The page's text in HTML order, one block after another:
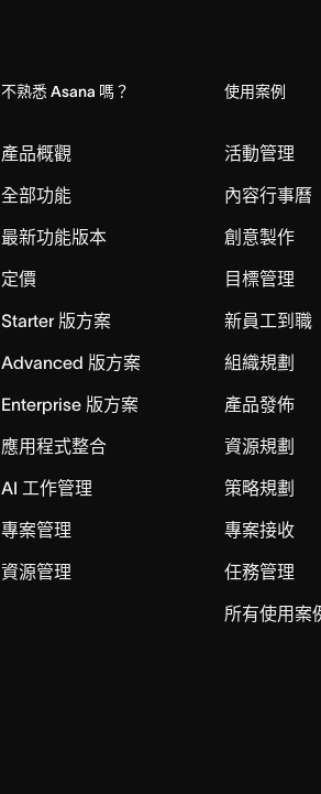
不熟悉 Asana 嗎？
產品概觀
全部功能
最新功能版本
定價
Starter 版方案
Advanced 版方案
Enterprise 版方案
應用程式整合
AI 工作管理
專案管理
資源管理
使用案例
活動管理
內容行事曆
創意製作
目標管理
新員工到職
組織規劃
產品發佈
資源規劃
策略規劃
專案接收
任務管理
所有使用案